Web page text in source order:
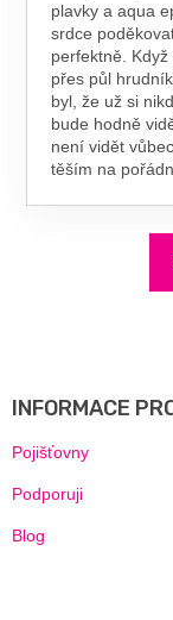
plavky a aqua
srdce
perfektně.
přes půl
byl, že už si
bude hodně
není vidět
těším na
INFORMACE
Pojišťovny
Podporuji
Blog